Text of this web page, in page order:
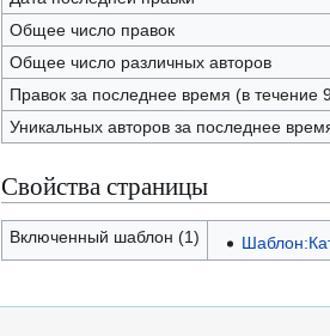
Общее число правок
Общее число различных авторов
Правок за последнее время (в течение
Уникальных авторов за последнее
Свойства страницы
Включенный шаблон (1)